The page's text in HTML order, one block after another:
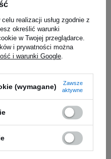
- 20x
dzisiaj
4.98
26,59
Kup do 20:00
produkt
realizacji usług zgodnie z
określić warunki
w Twojej przeglądarce.
i prywatności można
i warunki Google.
(wymagane)
Zawsze
aktywne